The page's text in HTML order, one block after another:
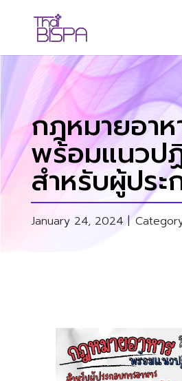
กฎหมายอาห
พร้อมแนวป
สำหรับผู้ประ
January 24, 2024 |